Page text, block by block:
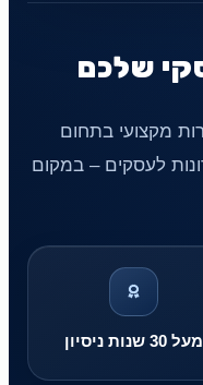
שלכם
מקצועי בתחום
לעסקים – במקום
מעל 30 שנות ניסיון